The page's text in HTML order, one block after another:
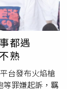
」。孫鵬透露，
界，就必須承受
味的去跟網友
是無濟於事
，除非提告，
這樣的生活模
子狄鶯緩頰，
都遇
熟
台發布火焰槍
等罪嫌起訴，羈